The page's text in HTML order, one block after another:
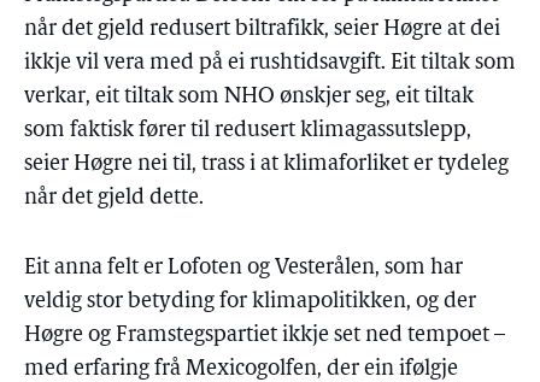
når det gjeld redusert biltrafikk, seier Høgre at dei
ikkje vil vera med på ei rushtidsavgift. Eit tiltak som
verkar, eit tiltak som NHO ønskjer seg, eit tiltak
som faktisk fører til redusert klimagassutslepp,
seier Høgre nei til, trass i at klimaforliket er tydeleg
når det gjeld dette.
Eit anna felt er Lofoten og Vesterålen, som har
veldig stor betyding for klimapolitikken, og der
Høgre og Framstegspartiet ikkje set ned tempoet –
med erfaring frå Mexicogolfen, der ein ifølgje